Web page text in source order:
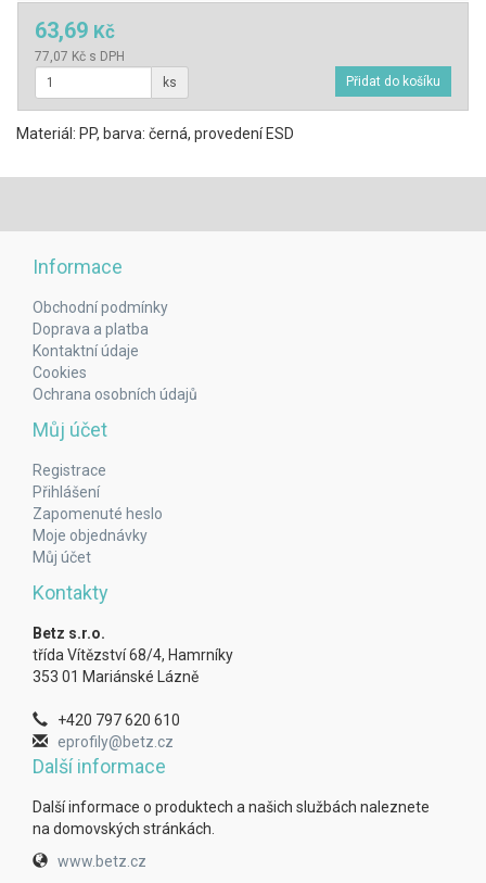
63,69 Kč
77,07 Kč s DPH
ks
Materiál: PP, barva: černá, provedení ESD
Informace
Obchodní podmínky
Doprava a platba
Kontaktní údaje
Cookies
Ochrana osobních údajů
Můj účet
Registrace
Přihlášení
Zapomenuté heslo
Moje objednávky
Můj účet
Kontakty
Betz s.r.o.
třída Vítězství 68/4, Hamrníky
353 01 Mariánské Lázně
+420 797 620 610
eprofily@betz.cz
Další informace
Další informace o produktech a našich službách naleznete
na domovských stránkách.
www.betz.cz